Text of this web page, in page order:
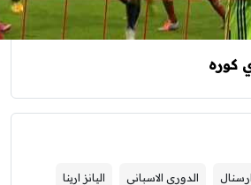
الدوري الاسباني اليانز ارينا